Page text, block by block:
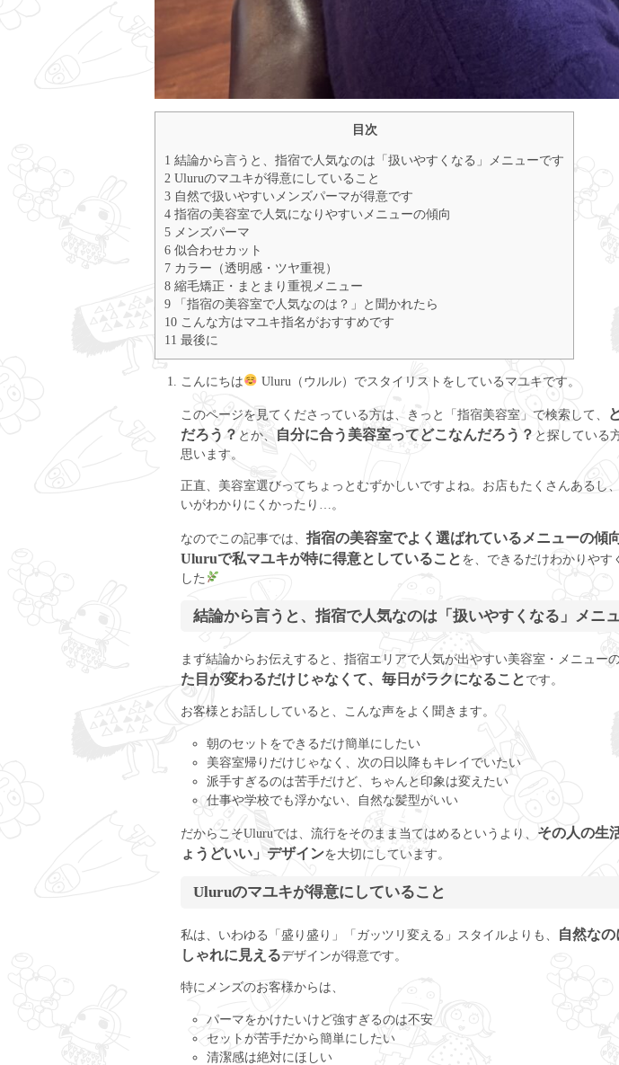
目次
1 結論から言うと、指宿で人気なのは「扱いやすくなる」メニューです
2 Uluruのマユキが得意にしていること
3 自然で扱いやすいメンズパーマが得意です
4 指宿の美容室で人気になりやすいメニューの傾向
5 メンズパーマ
6 似合わせカット
7 カラー（透明感・ツヤ重視）
8 縮毛矯正・まとまり重視メニュー
9 「指宿の美容室で人気なのは？」と聞かれたら
10 こんな方はマユキ指名がおすすめです
11 最後に
こんにちは Uluru（ウルル）でスタイリストをしているマユキです。
このページを見てくださっている方は、きっと「指宿美容室」で検索して、
だろう？ とか、 自分に合う美容室ってどこなんだろう？ と探している
思います。
正直、美容室選びってちょっとむずかしいですよね。お店もたくさんあるし
いがわかりにくかったり…。
なのでこの記事では、 指宿の美容室でよく選ばれているメニューの傾
Uluruで私マユキが特に得意としていることを、できるだけわかりやす
した
結論から言うと、指宿で人気なのは「扱いやすくなる」メニ
まず結論からお伝えすると、指宿エリアで人気が出やすい美容室・メニューの
た目が変わるだけじゃなくて、毎日がラクになることです。
お客様とお話ししていると、こんな声をよく聞きます。
朝のセットをできるだけ簡単にしたい
美容室帰りだけじゃなく、次の日以降もキレイでいたい
派手すぎるのは苦手だけど、ちゃんと印象は変えたい
仕事や学校でも浮かない、自然な髪型がいい
だからこそUluruでは、流行をそのまま当てはめるというより、 その人の生
ょうどいい」デザインを大切にしています。
Uluruのマユキが得意にしていること
私は、いわゆる「盛り盛り」「ガッツリ変える」スタイルよりも、
自然な
しゃれに見えるデザインが得意です。
特にメンズのお客様からは、
パーマをかけたいけど強すぎるのは不安
セットが苦手だから簡単にしたい
清潔感は絶対にほしい